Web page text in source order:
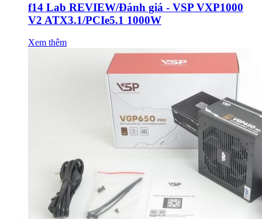
f14 Lab REVIEW/Đánh giá - VSP VXP1000
V2 ATX3.1/PCIe5.1 1000W
Xem thêm